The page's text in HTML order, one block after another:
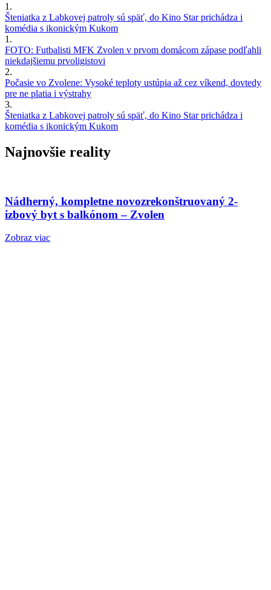
1.
Šteniatka z Labkovej patroly sú späť, do Kino Star prichádza i
komédia s ikonickým Kukom
1.
FOTO: Futbalisti MFK Zvolen v prvom domácom zápase podľahli
niekdajšiemu prvoligistovi
2.
Počasie vo Zvolene: Vysoké teploty ustúpia až cez víkend, dovtedy
pre ne platia i výstrahy
3.
Šteniatka z Labkovej patroly sú späť, do Kino Star prichádza i
komédia s ikonickým Kukom
Najnovšie reality
Nádherný, kompletne novozrekonštruovaný 2-
izbový byt s balkónom – Zvolen
Zobraz viac